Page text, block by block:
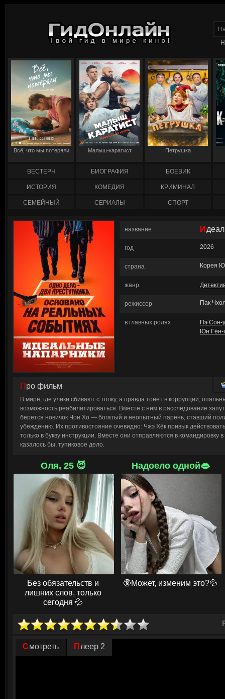
Всё, что мы потеряли Малыш-каратист Петрушка
ВЕСТЕРН БИОГРАФИЯ БОЕВИК
ИСТОРИЯ КОМЕДИЯ КРИМИНАЛ
СЕМЕЙНЫЙ СЕРИАЛЫ СПОРТ
название
год 2026
страна Корея
жанр
режиссер Пак
в главных ролях
Пэ Сон-у
Юн Гён-
Про фильм
В мире, где улики сбивают с толку, а правда тонет в коррупции,
возможность реабилитироваться. Вместе с ним в расследование
берется новичок Чон Хо — богатый и неопытный парень, ставший
убеждению. Их противостояние очевидно: Чжэ Хёк привык
только в букву инструкции. Вместе они отправляются в командировку
казалось бы, тупиковое дело.
С каждым шагом дуэт начинает подозревать, что за рядовым
большее, и что в тюрьме сидит не тот человек. На их пути встают
жительницы Миджу до влиятельного О Мин Хо. Пока неугомонный
напарник распутывают этот клубок лжи, их отношения выходят за
проверкой на прочность, где ошибка может стоить слишком дорого.
Оля, 25 😈
Без обязательств и
лишних слов, только
сегодня 💦
Надоело одной👄
🔞Может, изменим это?💦
Смотреть Плеер 2